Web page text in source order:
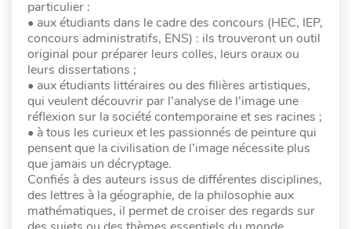
particulier :
• aux étudiants dans le cadre des concours (HEC, IEP,
concours administratifs, ENS) : ils trouveront un outil
original pour préparer leurs colles, leurs oraux ou
leurs dissertations ;
• aux étudiants littéraires ou des filières artistiques,
qui veulent découvrir par l’analyse de l’image une
réflexion sur la société contemporaine et ses racines ;
• à tous les curieux et les passionnés de peinture qui
pensent que la civilisation de l’image nécessite plus
que jamais un décryptage.
Confiés à des auteurs issus de différentes disciplines,
des lettres à la géographie, de la philosophie aux
mathématiques, il permet de croiser des regards sur